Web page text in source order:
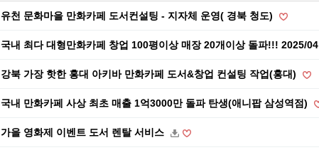
유천 문화마을 만화카페 도서컨설팅 - 지자체 운영( 경북 청도)
국내 최다 대형만화카페 창업 100평이상 매장 20개이상 돌파!!! 2025/04
강북 가장 핫한 홍대 아키바 만화카페 도서&창업 컨설팅 작업(홍대)
국내 만화카페 사상 최초 매출 1억3000만 돌파 탄생(애니팝 삼성역점)
가을 영화제 이벤트 도서 렌탈 서비스